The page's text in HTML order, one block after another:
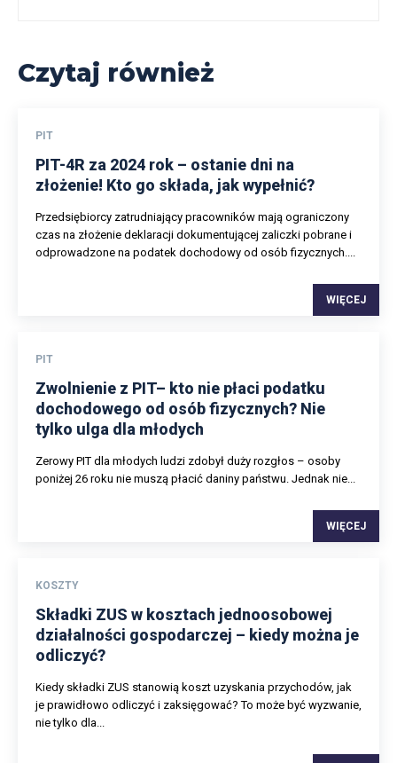
Czytaj również
PIT
PIT-4R za 2024 rok – ostanie dni na
złożenie! Kto go składa, jak wypełnić?
Przedsiębiorcy zatrudniający pracowników mają ograniczony
czas na złożenie deklaracji dokumentującej zaliczki pobrane i
odprowadzone na podatek dochodowy od osób fizycznych....
WIĘCEJ
PIT
Zwolnienie z PIT– kto nie płaci podatku
dochodowego od osób fizycznych? Nie
tylko ulga dla młodych
Zerowy PIT dla młodych ludzi zdobył duży rozgłos – osoby
poniżej 26 roku nie muszą płacić daniny państwu. Jednak nie...
WIĘCEJ
KOSZTY
Składki ZUS w kosztach jednoosobowej
działalności gospodarczej – kiedy można je
odliczyć?
Kiedy składki ZUS stanowią koszt uzyskania przychodów, jak
je prawidłowo odliczyć i zaksięgować? To może być wyzwanie,
nie tylko dla...